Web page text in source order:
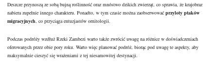
Deszcze przynoszą ze sobą bujną roślinność oraz mnóstwo dzikich zwierząt, co sprawia, że krajobraz
nabiera zupełnie innego charakteru. Ponadto, w tym czasie można zaobserwować przyloty ptaków
migracyjnych , co przyciąga entuzjastów ornitologii.
Podczas podróży wzdłuż Rzeki Zambezi warto także zwrócić uwagę na różnice w doświadczeniach
oferowanych przez obie pory roku. Warto więc planować podróż, biorąc pod uwagę te aspekty, aby
maksymalnie cieszyć się wrażeniami z tej niesamowitej destynacji.